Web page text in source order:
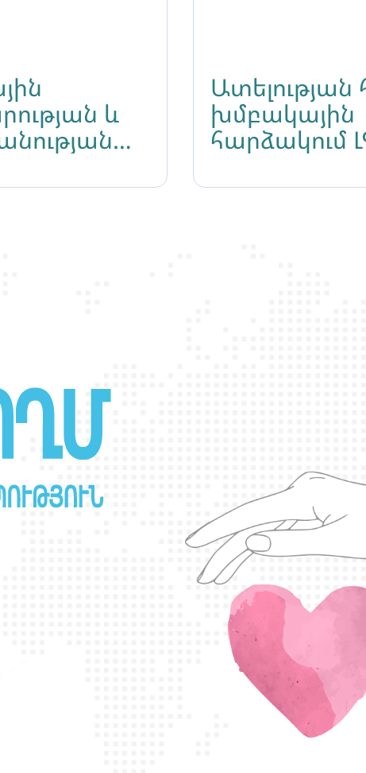
և
Ատելության
խմբակային
հարձակում